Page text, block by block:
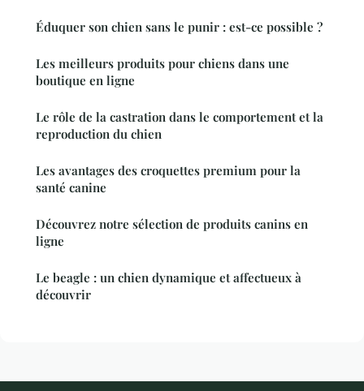
Éduquer son chien sans le punir : est-ce possible ?
Les meilleurs produits pour chiens dans une
boutique en ligne
Le rôle de la castration dans le comportement et la
reproduction du chien
Les avantages des croquettes premium pour la
santé canine
Découvrez notre sélection de produits canins en
ligne
Le beagle : un chien dynamique et affectueux à
découvrir